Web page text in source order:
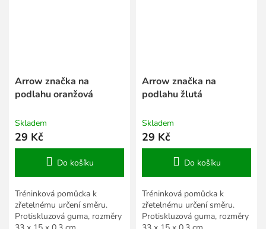
Arrow značka na
podlahu oranžová
Skladem
29 Kč
Do košíku
Tréninková pomůcka k
zřetelnému určení směru.
Protiskluzová guma, rozměry
Arrow značka na
podlahu žlutá
Skladem
29 Kč
Do košíku
Tréninková pomůcka k
zřetelnému určení směru.
Protiskluzová guma, rozměry